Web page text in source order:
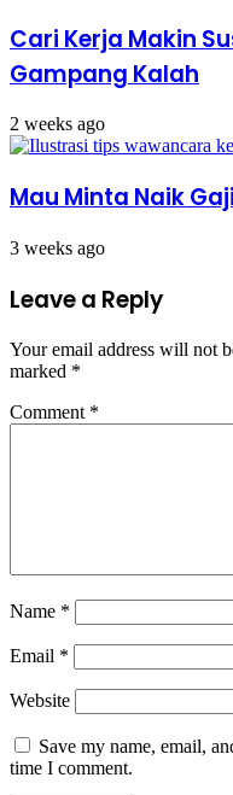
Cari Kerja Makin
Gampang Kalah
2 weeks ago
Mau Minta Naik
3 weeks ago
Leave a Reply
Your email address will not
marked *
Comment *
Name *
Email *
Website
Save my name, email,
time I comment.